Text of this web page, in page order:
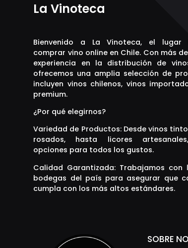
La Vinoteca
Bienvenido a La Vinoteca, el lugar
comprar vino online en Chile. Con más
experiencia en la distribución de
ofrecemos una amplia selección de
incluyen vinos chilenos, vinos
premium.
¿Por qué elegirnos?
Variedad de Productos: Desde vinos
rosados, hasta licores
opciones para todos los gustos.
Calidad Garantizada: Trabajamos con
bodegas del país para asegurar que
cumpla con los más altos estándares.
SOBRE